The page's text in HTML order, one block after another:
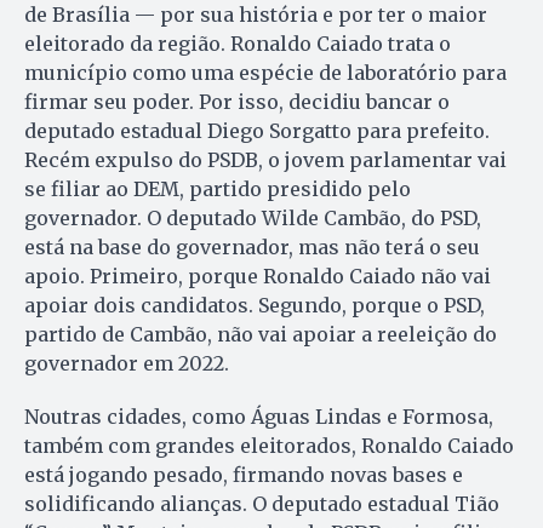
de Brasília — por sua história e por ter o maior
eleitorado da região. Ronaldo Caiado trata o
município como uma espécie de laboratório para
firmar seu poder. Por isso, decidiu bancar o
deputado estadual Diego Sorgatto para prefeito.
Recém expulso do PSDB, o jovem parlamentar vai
se filiar ao DEM, partido presidido pelo
governador. O deputado Wilde Cambão, do PSD,
está na base do governador, mas não terá o seu
apoio. Primeiro, porque Ronaldo Caiado não vai
apoiar dois candidatos. Segundo, porque o PSD,
partido de Cambão, não vai apoiar a reeleição do
governador em 2022.
Noutras cidades, como Águas Lindas e Formosa,
também com grandes eleitorados, Ronaldo Caiado
está jogando pesado, firmando novas bases e
solidificando alianças. O deputado estadual Tião